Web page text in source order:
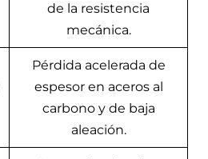
de la resistencia
mecánica.
Pérdida acelerada de
espesor en aceros al
carbono y de baja
aleación.